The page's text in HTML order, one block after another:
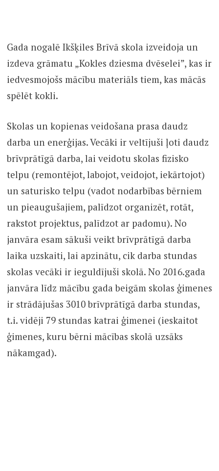
Gada nogalē Ikšķiles Brīvā skola izveidoja un
izdeva grāmatu „Kokles dziesma dvēselei”, kas ir
iedvesmojošs mācību materiāls tiem, kas mācās
spēlēt kokli.
Skolas un kopienas veidošana prasa daudz
darba un enerģijas. Vecāki ir veltījuši ļoti daudz
brīvprātīgā darba, lai veidotu skolas fizisko
telpu (remontējot, labojot, veidojot, iekārtojot)
un saturisko telpu (vadot nodarbības bērniem
un pieaugušajiem, palīdzot organizēt, rotāt,
rakstot projektus, palīdzot ar padomu). No
janvāra esam sākuši veikt brīvprātīgā darba
laika uzskaiti, lai apzinātu, cik darba stundas
skolas vecāki ir ieguldījuši skolā. No 2016.gada